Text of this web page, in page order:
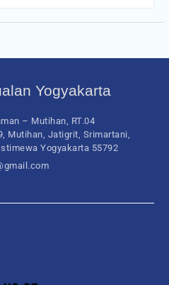
Yogyakarta
– Mutihan, RT.04
Mutihan, Jatigrit, Srimartani,
Yogyakarta 55792